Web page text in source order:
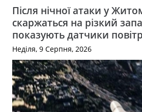
Після нічної атаки у
скаржаться на різкий
показують датчики
Неділя, 9 Серпня, 2026